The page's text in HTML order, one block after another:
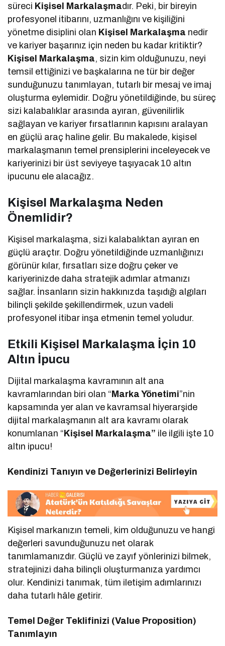
süreci Kişisel Markalaşmadır. Peki, bir bireyin
profesyonel itibarını, uzmanlığını ve kişiliğini
yönetme disiplini olan Kişisel Markalaşma nedir
ve kariyer başarınız için neden bu kadar kritiktir?
Kişisel Markalaşma, sizin kim olduğunuzu, neyi
temsil ettiğinizi ve başkalarına ne tür bir değer
sunduğunuzu tanımlayan, tutarlı bir mesaj ve imaj
oluşturma eylemidir. Doğru yönetildiğinde, bu süreç
sizi kalabalıklar arasında ayıran, güvenilirlik
sağlayan ve kariyer fırsatlarının kapısını aralayan
en güçlü araç haline gelir. Bu makalede, kişisel
markalaşmanın temel prensiplerini inceleyecek ve
kariyerinizi bir üst seviyeye taşıyacak 10 altın
ipucunu ele alacağız.
Kişisel Markalaşma Neden
Önemlidir?
Kişisel markalaşma, sizi kalabalıktan ayıran en
güçlü araçtır. Doğru yönetildiğinde uzmanlığınızı
görünür kılar, fırsatları size doğru çeker ve
kariyerinizde daha stratejik adımlar atmanızı
sağlar. İnsanların sizin hakkınızda taşıdığı algıları
bilinçli şekilde şekillendirmek, uzun vadeli
profesyonel itibar inşa etmenin temel yoludur.
Etkili Kişisel Markalaşma İçin 10
Altın İpucu
Dijital markalaşma kavramının alt ana
kavramlarından biri olan “Marka Yönetimi”nin
kapsamında yer alan ve kavramsal hiyerarşide
dijital markalaşmanın alt ara kavramı olarak
konumlanan “Kişisel Markalaşma” ile ilgili işte 10
altın ipucu!
Kendinizi Tanıyın ve Değerlerinizi Belirleyin
Kişisel markanızın temeli, kim olduğunuzu ve hangi
değerleri savunduğunuzu net olarak
tanımlamanızdır. Güçlü ve zayıf yönlerinizi bilmek,
stratejinizi daha bilinçli oluşturmanıza yardımcı
olur. Kendinizi tanımak, tüm iletişim adımlarınızı
daha tutarlı hâle getirir.
Temel Değer Teklifinizi (Value Proposition)
Tanımlayın